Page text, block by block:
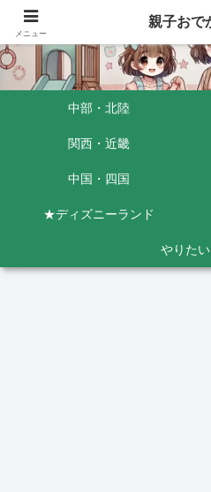
中部・北陸
関西・近畿
中国・四国
★ディズニーランド
やりたい
メニュー
親子おで